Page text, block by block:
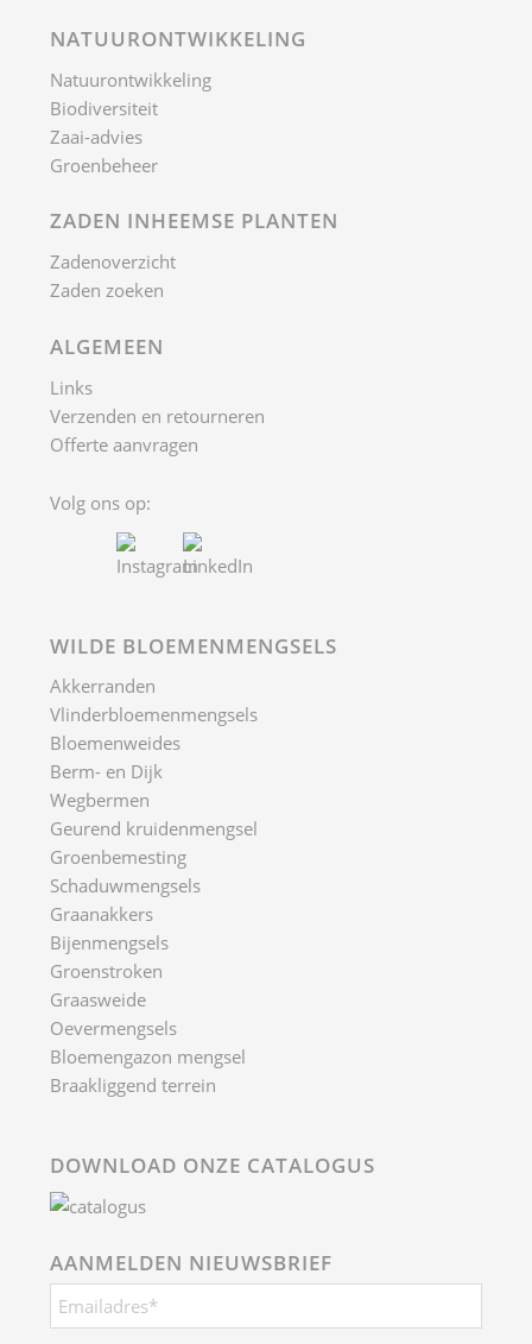
NATUURONTWIKKELING
Natuurontwikkeling
Biodiversiteit
Zaai-advies
Groenbeheer
ZADEN INHEEMSE PLANTEN
Zadenoverzicht
Zaden zoeken
ALGEMEEN
Links
Verzenden en retourneren
Offerte aanvragen
Volg ons op:
WILDE BLOEMENMENGSELS
Akkerranden
Vlinderbloemenmengsels
Bloemenweides
Berm- en Dijk
Wegbermen
Geurend kruidenmengsel
Groenbemesting
Schaduwmengsels
Graanakkers
Bijenmengsels
Groenstroken
Graasweide
Oevermengsels
Bloemengazon mengsel
Braakliggend terrein
DOWNLOAD ONZE CATALOGUS
AANMELDEN NIEUWSBRIEF